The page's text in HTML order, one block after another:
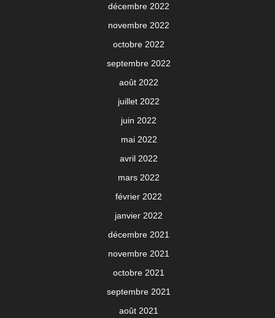
décembre 2022
novembre 2022
octobre 2022
septembre 2022
août 2022
juillet 2022
juin 2022
mai 2022
avril 2022
mars 2022
février 2022
janvier 2022
décembre 2021
novembre 2021
octobre 2021
septembre 2021
août 2021